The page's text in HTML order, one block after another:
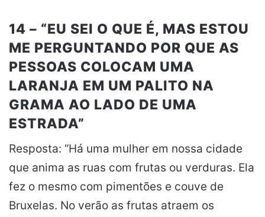
14 – “EU SEI O QUE É, MAS ESTOU
ME PERGUNTANDO POR QUE AS
PESSOAS COLOCAM UMA
LARANJA EM UM PALITO NA
GRAMA AO LADO DE UMA
ESTRADA”
Resposta: “Há uma mulher em nossa cidade
que anima as ruas com frutas ou verduras. Ela
fez o mesmo com pimentões e couve de
Bruxelas. No verão as frutas atraem os